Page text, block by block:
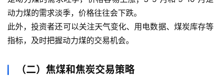
动力煤的需求淡季，价格往往会下跌。
此外，投资者还可以关注天气变化、用电数据、煤炭库存等
指标，及时把握动力煤的交易机会。
（二）焦煤和焦炭交易策略